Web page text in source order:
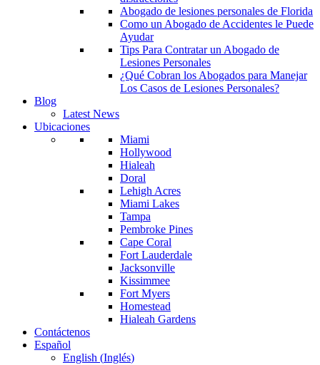
Abogado de lesiones personales de Florida
Como un Abogado de Accidentes le Puede
Ayudar
Tips Para Contratar un Abogado de
Lesiones Personales
¿Qué Cobran los Abogados para Manejar
Los Casos de Lesiones Personales?
Blog
Latest News
Ubicaciones
Miami
Hollywood
Hialeah
Doral
Lehigh Acres
Miami Lakes
Tampa
Pembroke Pines
Cape Coral
Fort Lauderdale
Jacksonville
Kissimmee
Fort Myers
Homestead
Hialeah Gardens
Contáctenos
Español
English (Inglés)